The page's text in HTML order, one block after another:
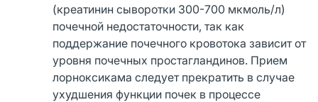
(креатинин сыворотки 300-700 мкмоль/л)
почечной недостаточности, так как
поддержание почечного кровотока зависит от
уровня почечных простагландинов. Прием
лорноксикама следует прекратить в случае
ухудшения функции почек в процессе